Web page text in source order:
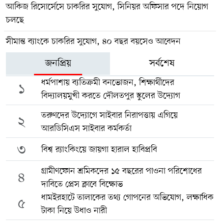
আকিজ রিসোর্সেসে চাকরির সুযোগ, সিনিয়র অফিসার পদে নিয়োগ
চলছে
সীমান্ত ব্যাংকে চাকরির সুযোগ, ৪০ বছর বয়সেও আবেদন
জনপ্রিয় সর্বশেষ
১
ধর্মপাশায় ব্যতিক্রমী বনভোজন, শিক্ষার্থীদের
বিদ্যালয়মুখী করতে দৌলতপুর স্কুলের উদ্যোগ
২
তরুণদের উদ্যোগে সাইবার নিরাপত্তায় এগিয়ে
আরডিসিএস সাইবার কর্মকর্তা
৩ বিশ্ব র‍্যাংকিংয়ে জায়গা হারাল হাবিপ্রবি
৪
গ্রামীণফোন শ্রমিকদের ১৫ বছরের পাওনা পরিশোধের
দাবিতে প্রেস ক্লাবে বিক্ষোভ
৫
ধামইরহাটে তালাকের তথ্য গোপনের অভিযোগ, লক্ষাধিক
টাকা নিয়ে উধাও নারী